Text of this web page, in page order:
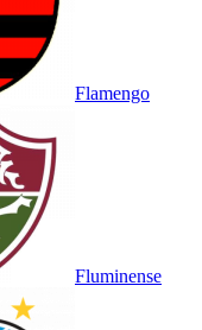
Flamengo
Fluminense